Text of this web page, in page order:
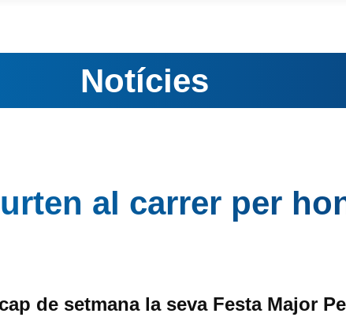
Notícies
al carrer per
de setmana la seva Festa Major